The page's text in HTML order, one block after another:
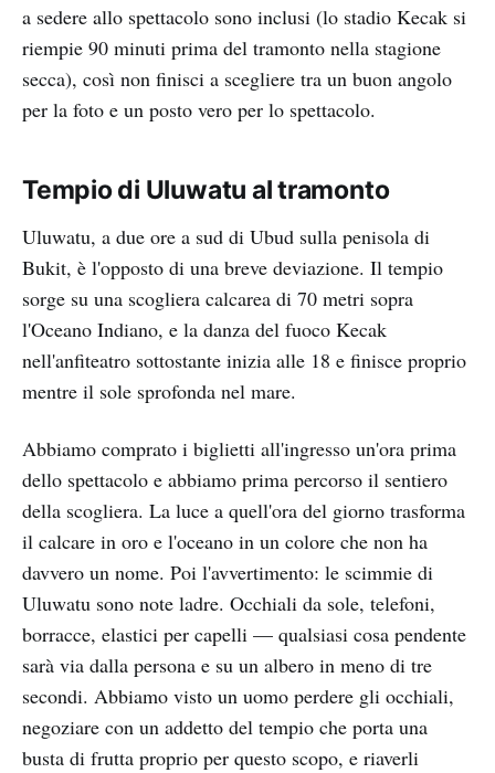
a sedere allo spettacolo sono inclusi (lo stadio Kecak si
riempie 90 minuti prima del tramonto nella stagione
secca), così non finisci a scegliere tra un buon angolo
per la foto e un posto vero per lo spettacolo.
Tempio di Uluwatu al tramonto
Uluwatu, a due ore a sud di Ubud sulla penisola di
Bukit, è l'opposto di una breve deviazione. Il tempio
sorge su una scogliera calcarea di 70 metri sopra
l'Oceano Indiano, e la danza del fuoco Kecak
nell'anfiteatro sottostante inizia alle 18 e finisce proprio
mentre il sole sprofonda nel mare.
Abbiamo comprato i biglietti all'ingresso un'ora prima
dello spettacolo e abbiamo prima percorso il sentiero
della scogliera. La luce a quell'ora del giorno trasforma
il calcare in oro e l'oceano in un colore che non ha
davvero un nome. Poi l'avvertimento: le scimmie di
Uluwatu sono note ladre. Occhiali da sole, telefoni,
borracce, elastici per capelli — qualsiasi cosa pendente
sarà via dalla persona e su un albero in meno di tre
secondi. Abbiamo visto un uomo perdere gli occhiali,
negoziare con un addetto del tempio che porta una
busta di frutta proprio per questo scopo, e riaverli